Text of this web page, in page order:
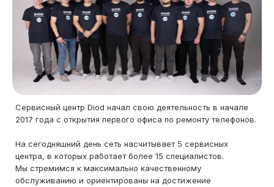
Сервисный центр Diod начал свою деятельность в начале
2017 года с открытия первого офиса по ремонту телефонов.
На сегодняшний день сеть насчитывает 5 сервисных
центра, в которых работает более 15 специалистов.
Мы стремимся к максимально качественному
обслуживанию и ориентированы на достижение